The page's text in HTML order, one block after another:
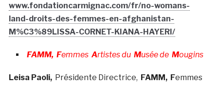
www.fondationcarmignac.com/fr/no-womans-
land-droits-des-femmes-en-afghanistan-
M%C3%89LISSA-CORNET-KIANA-HAYERI/
FAMM, Femmes Artistes du Musée de Mougins
Leisa Paoli,Présidente Directrice, FAMM, Femmes